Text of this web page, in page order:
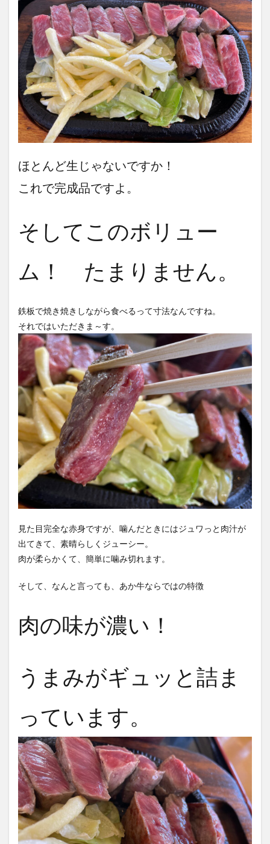
ほとんど生じゃないですか！
これで完成品ですよ。
そしてこのボリュー
ム！ たまりません。
鉄板で焼き焼きしながら食べるって寸法なんですね。
それではいただきま～す。
見た目完全な赤身ですが、噛んだときにはジュワっと肉汁が
出てきて、素晴らしくジューシー。
肉が柔らかくて、簡単に噛み切れます。
そして、なんと言っても、あか牛ならではの特徴
肉の味が濃い！
うまみがギュッと詰ま
っています。